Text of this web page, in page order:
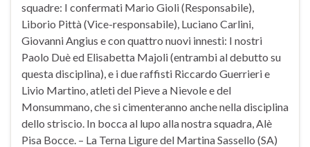
squadre: I confermati Mario Gioli (Responsabile),
Liborio Pittà (Vice-responsabile), Luciano Carlini,
Giovanni Angius e con quattro nuovi innesti: I nostri
Paolo Duè ed Elisabetta Majoli (entrambi al debutto su
questa disciplina), e i due raffisti Riccardo Guerrieri e
Livio Martino, atleti del Pieve a Nievole e del
Monsummano, che si cimenteranno anche nella disciplina
dello striscio. In bocca al lupo alla nostra squadra, Alè
Pisa Bocce. – La Terna Ligure del Martina Sassello (SA)